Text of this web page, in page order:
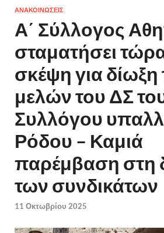
ΑΝΑΚΟΙΝΩΣΕΙΣ
Α΄ Σύλλογος
σταματήσει
σκέψη για δίωξη
μελών του ΔΣ
Συλλόγου
Ρόδου – Καμιά
παρέμβαση στη
των συνδικάτων
11 Οκτωβρίου 2025